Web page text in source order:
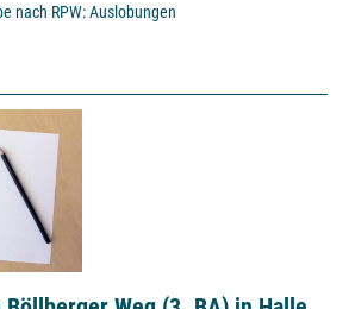
nach RPW: Auslobungen